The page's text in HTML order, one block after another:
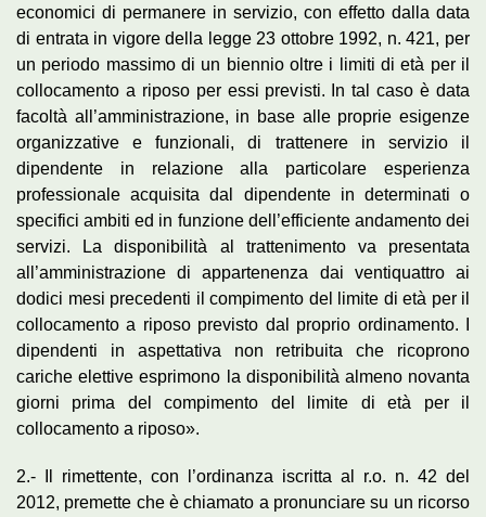
economici di permanere in servizio, con effetto dalla data
di entrata in vigore della legge 23 ottobre 1992, n. 421, per
un periodo massimo di un biennio oltre i limiti di età per il
collocamento a riposo per essi previsti. In tal caso è data
facoltà all’amministrazione, in base alle proprie esigenze
organizzative e funzionali, di trattenere in servizio il
dipendente in relazione alla particolare esperienza
professionale acquisita dal dipendente in determinati o
specifici ambiti ed in funzione dell’efficiente andamento dei
servizi. La disponibilità al trattenimento va presentata
all’amministrazione di appartenenza dai ventiquattro ai
dodici mesi precedenti il compimento del limite di età per il
collocamento a riposo previsto dal proprio ordinamento. I
dipendenti in aspettativa non retribuita che ricoprono
cariche elettive esprimono la disponibilità almeno novanta
giorni prima del compimento del limite di età per il
collocamento a riposo».
2.- Il rimettente, con l’ordinanza iscritta al r.o. n. 42 del
2012, premette che è chiamato a pronunciare su un ricorso